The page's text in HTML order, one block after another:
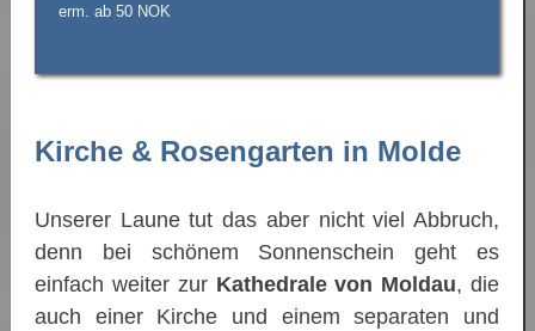
erm. ab 50 NOK
Kirche & Rosengarten in Molde
Unserer Laune tut das aber nicht viel Abbruch,
denn bei schönem Sonnenschein geht es
einfach weiter zur Kathedrale von Moldau, die
auch einer Kirche und einem separaten und